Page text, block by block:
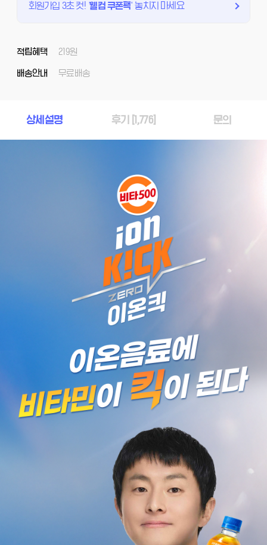
회원가입 3초 컷! '웰컴 쿠폰팩' 놓치지 마세요
적립혜택 219원
배송안내 무료배송
상세설명 후기 [1,776] 문의